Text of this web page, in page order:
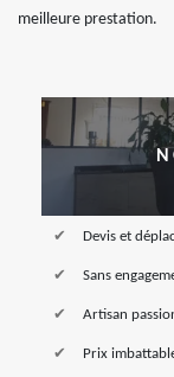
meilleure prestation.
Devis et
Sans
Artisan
Prix